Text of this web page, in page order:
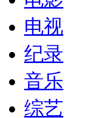
电视
纪录
音乐
综艺